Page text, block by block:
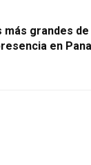
más grandes de
en